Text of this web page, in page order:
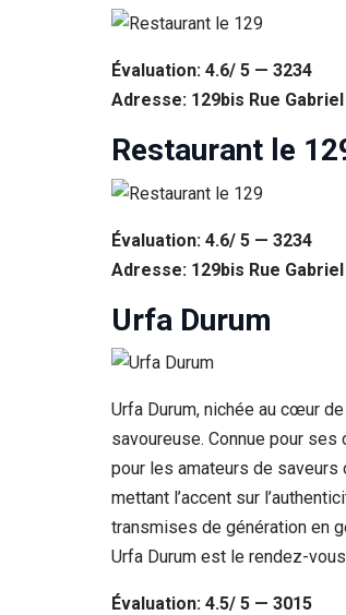
Évaluation: 4.6/ 5 — 3234
Adresse: 129bis Rue
Restaurant le
Évaluation: 4.6/ 5 — 3234
Adresse: 129bis Rue
Urfa Durum
Urfa Durum, nichée au cœur
savoureuse. Connue pour
pour les amateurs de saveurs
mettant l’accent sur
transmises de génération en
Urfa Durum est le rendez-
Évaluation: 4.5/ 5 — 3015
votre intérêt et
comportement
visitez notre
augmentez les
personnalisés.